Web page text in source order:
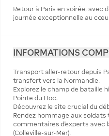
Retour à Paris en soirée, avec
journée exceptionnelle au
INFORMATIONS
Transport aller-retour depuis
transfert vers la Normandie.
Explorez le champ de bataille
Pointe du Hoc.
Découvrez le site crucial du
Rendez hommage aux
commentaires d'experts avec
(Colleville-sur-Mer).